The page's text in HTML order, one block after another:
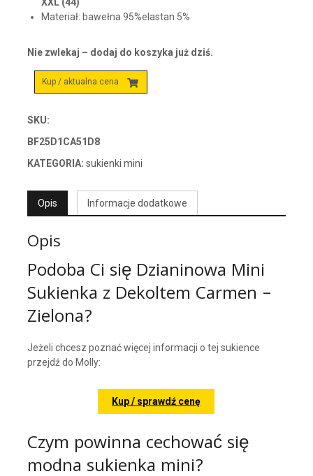
XXL (44)
Materiał: bawełna 95%elastan 5%
Nie zwlekaj – dodaj do koszyka już dziś.
Kup / aktualna cena
SKU:
BF25D1CA51D8
KATEGORIA: sukienki mini
Opis Informacje dodatkowe
Opis
Podoba Ci się Dzianinowa Mini
Sukienka z Dekoltem Carmen –
Zielona?
Jeżeli chcesz poznać więcej informacji o tej sukience
przejdź do Molly:
Kup / sprawdź cenę
Czym powinna cechować się
modna sukienka mini?